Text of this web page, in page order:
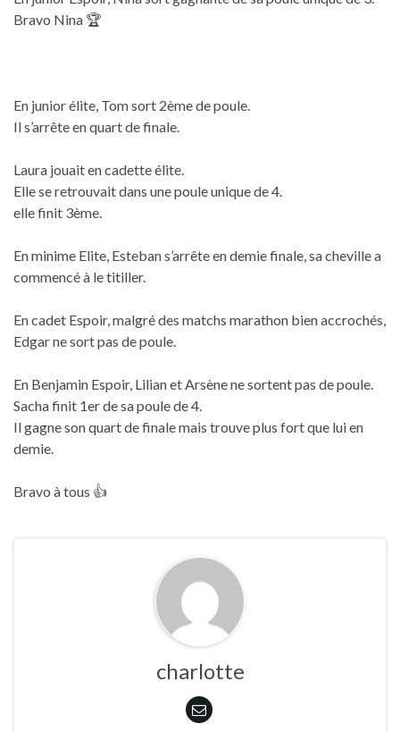
Bravo Nina 🏆
En junior élite, Tom sort 2ème de poule.
Il s’arrête en quart de finale.
Laura jouait en cadette élite.
Elle se retrouvait dans une poule unique de 4.
elle finit 3ème.
En minime Elite, Esteban s’arrête en demie finale, sa cheville a
commencé à le titiller.
En cadet Espoir, malgré des matchs marathon bien accrochés,
Edgar ne sort pas de poule.
En Benjamin Espoir, Lilian et Arsène ne sortent pas de poule.
Sacha finit 1er de sa poule de 4.
Il gagne son quart de finale mais trouve plus fort que lui en
demie.
Bravo à tous 👍
charlotte